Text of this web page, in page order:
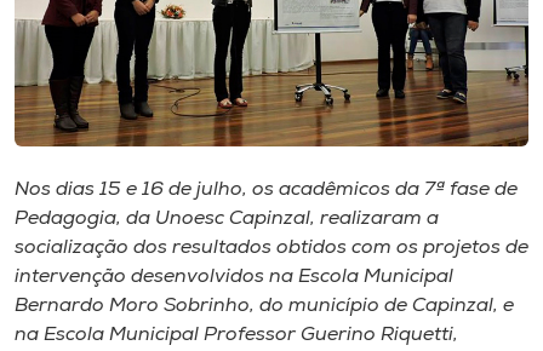
Museu
Unoesc
Selecione
Nos dias 15 e 16 de julho, os acadêmicos da 7ª fase de
Pedagogia​, da Unoesc Capinzal, realizaram a
socialização dos resultados obtidos com os projetos de
intervenção desenvolvidos na Escola Municipal
Bernardo Moro Sobrinho, do município de Capinzal, e
na Escola Municipal Professor Guerino Riquetti,